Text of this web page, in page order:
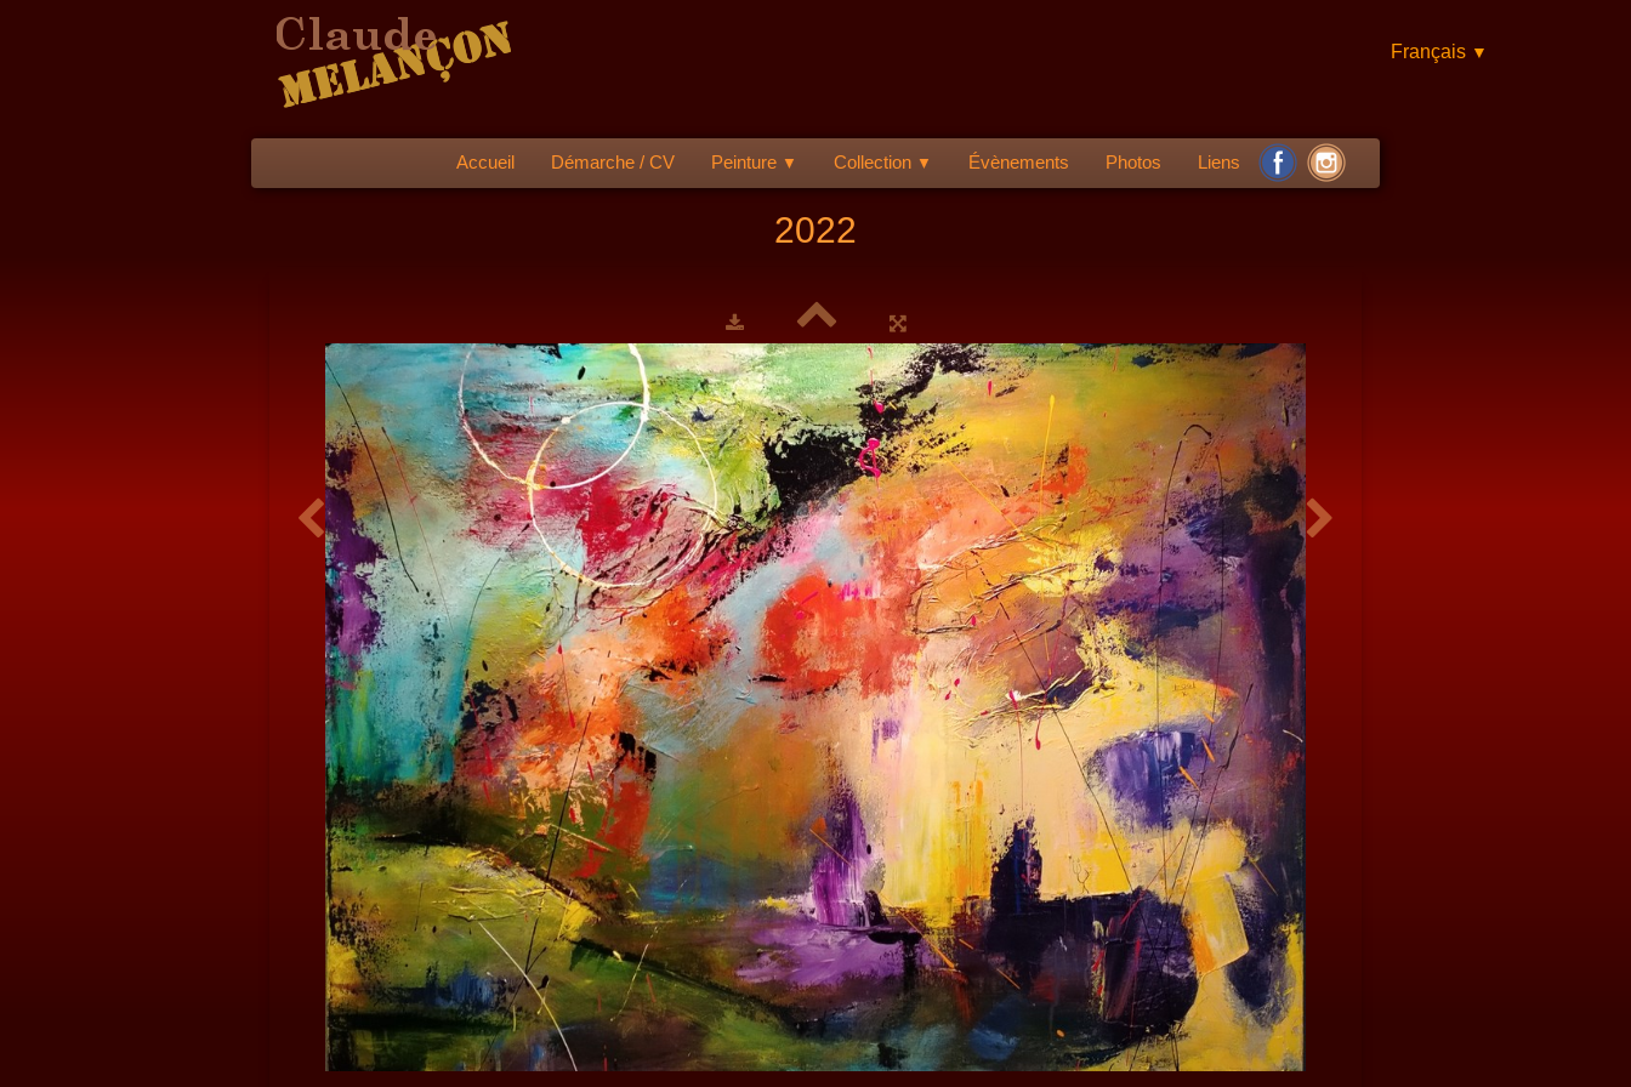
Français ▼
Accueil Démarche / CV Peinture ▼ Collection ▼ Évènements Photos Liens
2022